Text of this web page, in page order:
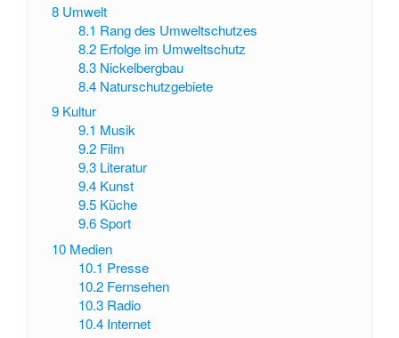
8 Umwelt
8.1 Rang des Umweltschutzes
8.2 Erfolge im Umweltschutz
8.3 Nickelbergbau
8.4 Naturschutzgebiete
9 Kultur
9.1 Musik
9.2 Film
9.3 Literatur
9.4 Kunst
9.5 Küche
9.6 Sport
10 Medien
10.1 Presse
10.2 Fernsehen
10.3 Radio
10.4 Internet